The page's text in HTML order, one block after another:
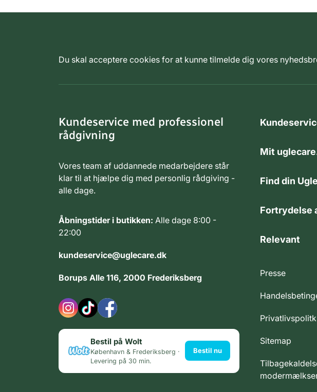
Du skal acceptere cookies for at kunne tilmelde dig vores
Kundeservice med professionel
rådgivning
Vores team af uddannede medarbejdere står
klar til at hjælpe dig med personlig rådgiving -
alle dage.
Åbningstider i butikken: Alle dage 8:00 -
22:00
kundeservice@uglecare.dk
Borups Alle 116, 2000 Frederiksberg
Bestil på Wolt
København & Frederiksberg ·
Levering på 30 min.
Bestil nu
Mit
Find din
Fortrydelse
Relevant
Presse
Privatlivspolitk
Sitemap